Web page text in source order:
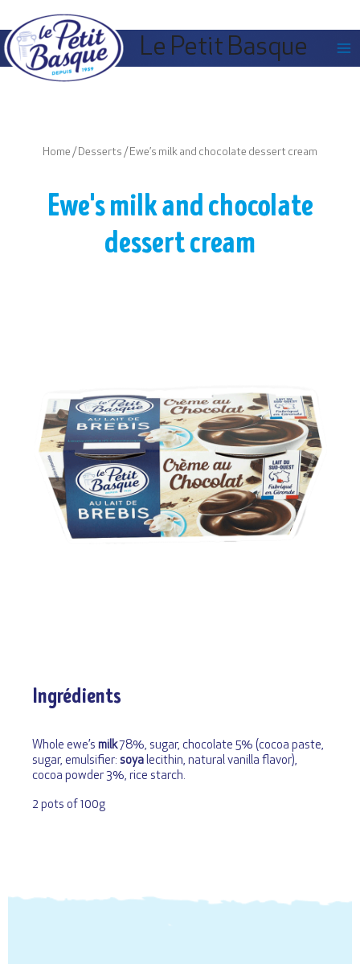
Le Petit Basque
Home / Desserts / Ewe’s milk and chocolate dessert cream
Ewe's milk and chocolate
dessert cream
Ingrédients
Whole ewe’s milk78%, sugar, chocolate 5% (cocoa paste,
sugar, emulsifier: soya lecithin, natural vanilla flavor),
cocoa powder 3%, rice starch.
2 pots of 100g